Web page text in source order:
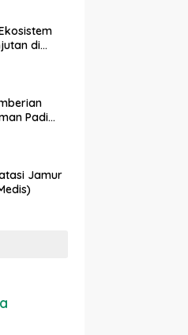
Sumber Daya Lahan:
di
Padi
Jamur